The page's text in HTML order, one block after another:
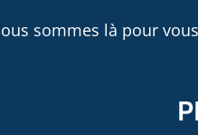
sommes là pour